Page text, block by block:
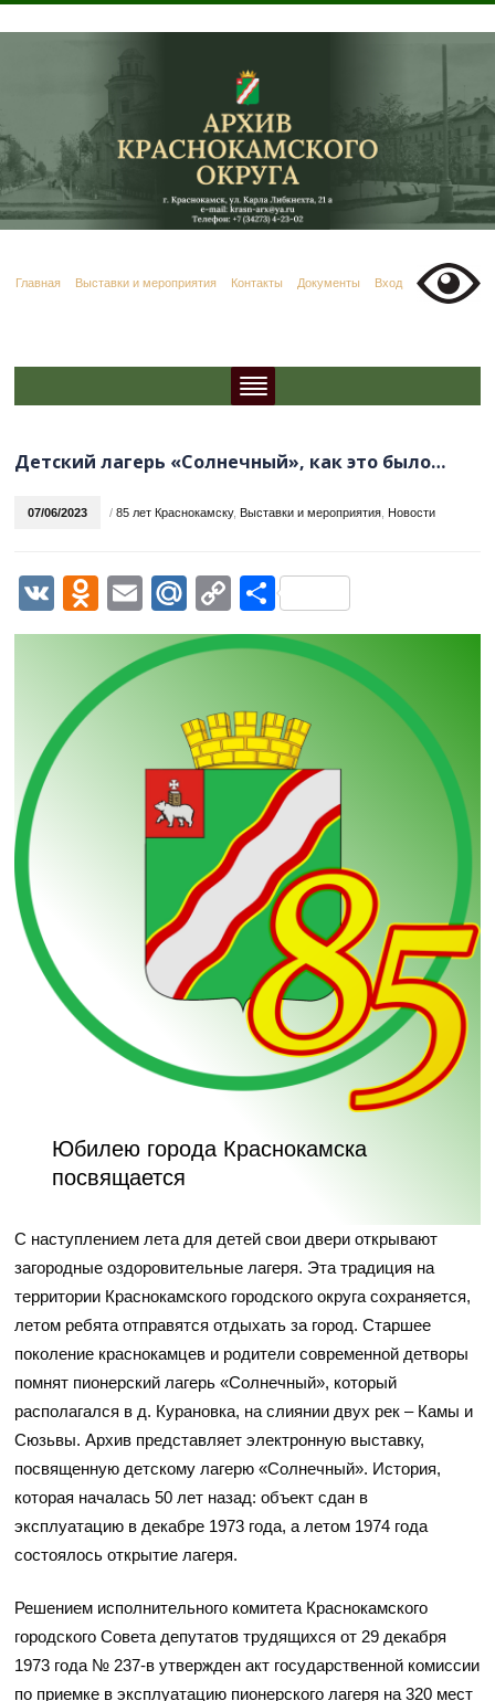
Главная Выставки и мероприятия Контакты Документы Вход
Детский лагерь «Солнечный», как это было…
07/06/2023 /85 лет Краснокамску, Выставки и мероприятия Новости
VK Odnoklassniki
EmailMail.Ru
Copy
Link
Отправить
Юбилею города Краснокамска
посвящается
С наступлением лета для детей свои двери открывают
загородные оздоровительные лагеря. Эта традиция на
территории Краснокамского городского округа сохраняется,
летом ребята отправятся отдыхать за город. Старшее
поколение краснокамцев и родители современной детворы
помнят пионерский лагерь «Солнечный», который
располагался в д. Курановка, на слиянии двух рек – Камы и
Сюзьвы. Архив представляет электронную выставку,
посвященную детскому лагерю «Солнечный». История,
которая началась 50 лет назад: объект сдан в
эксплуатацию в декабре 1973 года, а летом 1974 года
состоялось открытие лагеря.
Решением исполнительного комитета Краснокамского
городского Совета депутатов трудящихся от 29 декабря
1973 года № 237-в утвержден акт государственной комиссии
по приемке в эксплуатацию пионерского лагеря на 320 мест